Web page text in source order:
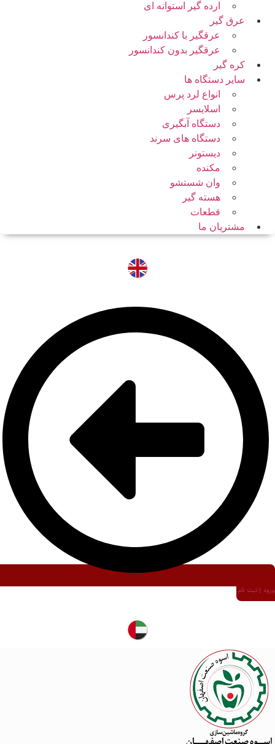
ارده گیر استوانه ای
عرق گیر
عرقگیر با کندانسور
عرقگیر بدون کندانسور
کره گیر
سایر دستگاه ها
انواع لرد پرس
اسلایسر
دستگاه آبگیری
دستگاه های سرند
دیستونر
مکنده
وان شستشو
هسته گیر
قطعات
مشتریان ما
ورود | ثبت نام